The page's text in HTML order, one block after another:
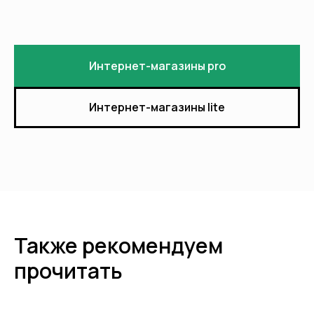
Интернет-магазины pro
Интернет-магазины lite
Также рекомендуем
прочитать
Сама концепция маркетплейсов, безусловно, удобна для продавцов.
Можно развивать бизнес, а всю инфраструктуру для торговли предоставит
конкуренцию: почти наверняка «рядом» с вами будут предлагать
аналогичную продукцию другие интернет-магазины.